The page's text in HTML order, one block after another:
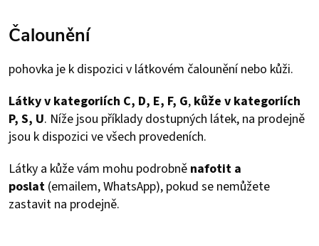
Čalounění
pohovka je k dispozici v látkovém čalounění nebo kůži.
Látky v kategoriích C, D, E, F, G, kůže v kategoriích
P, S, U. Níže jsou příklady dostupných látek, na prodejně
jsou k dispozici ve všech provedeních.
Látky a kůže vám mohu podrobně nafotit a
poslat (emailem, WhatsApp), pokud se nemůžete
zastavit na prodejně.